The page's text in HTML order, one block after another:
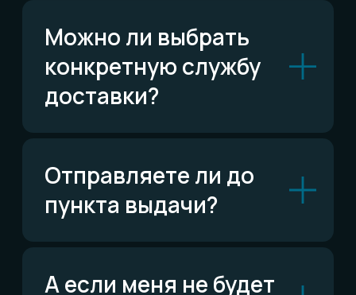
Написать ВКонтакте